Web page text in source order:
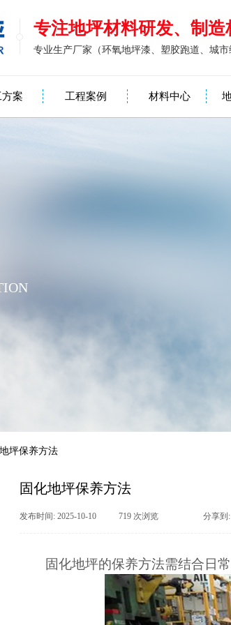
专注地坪材料研发、制
专业生产厂家（环氧地坪漆、塑胶跑道、城
案 工程案例 材料中心
坪保养方法
固化地坪保养方法
发布时间: 2025-10-10 719 次浏览 分享到:
固化地坪的保养方法需结合日